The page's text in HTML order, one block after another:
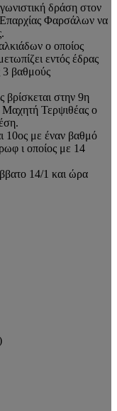
δράση στον
Φαρσάλων να
ο οποίος
εντός έδρας
3 βαθμούς
στην 9η
Μαχητή Τερψιθέας ο
10ος με έναν βαθμό
ι οποίος με 14
14/1 και ώρα